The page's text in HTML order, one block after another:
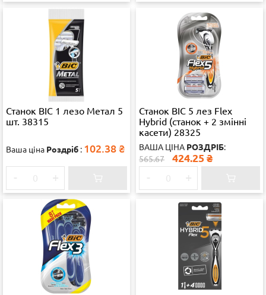
Станок ВІС 1 лезо Метал 5
шт. 38315
Ваша ціна Роздріб : 102.38 ₴
Станок ВІС 5 лез Flex
Hybrid (станок + 2 змінні
касети) 28325
ВАША ЦІНА РОЗДРІБ:
565.67
424.25 ₴